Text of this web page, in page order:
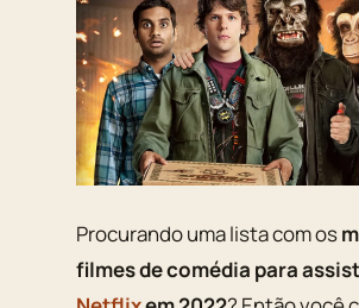
Procurando uma lista com os
filmes de comédia para